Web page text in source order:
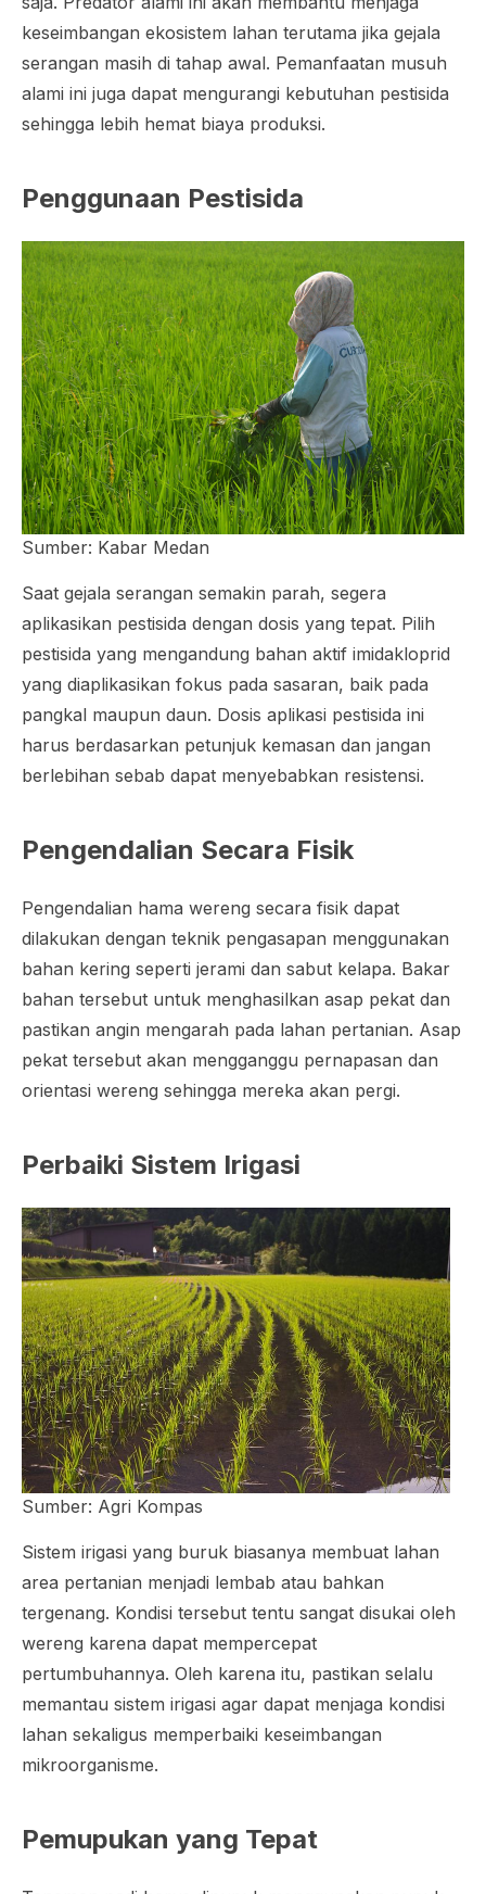
keseimbangan ekosistem lahan terutama jika gejala
serangan masih di tahap awal. Pemanfaatan musuh
alami ini juga dapat mengurangi kebutuhan pestisida
sehingga lebih hemat biaya produksi.
Penggunaan Pestisida
Sumber: Kabar Medan
Saat gejala serangan semakin parah, segera
aplikasikan pestisida dengan dosis yang tepat. Pilih
pestisida yang mengandung bahan aktif imidakloprid
yang diaplikasikan fokus pada sasaran, baik pada
pangkal maupun daun. Dosis aplikasi pestisida ini
harus berdasarkan petunjuk kemasan dan jangan
berlebihan sebab dapat menyebabkan resistensi.
Pengendalian Secara Fisik
Pengendalian hama wereng secara fisik dapat
dilakukan dengan teknik pengasapan menggunakan
bahan kering seperti jerami dan sabut kelapa. Bakar
bahan tersebut untuk menghasilkan asap pekat dan
pastikan angin mengarah pada lahan pertanian. Asap
pekat tersebut akan mengganggu pernapasan dan
orientasi wereng sehingga mereka akan pergi.
Perbaiki Sistem Irigasi
Sumber: Agri Kompas
Sistem irigasi yang buruk biasanya membuat lahan
area pertanian menjadi lembab atau bahkan
tergenang. Kondisi tersebut tentu sangat disukai oleh
wereng karena dapat mempercepat
pertumbuhannya. Oleh karena itu, pastikan selalu
memantau sistem irigasi agar dapat menjaga kondisi
lahan sekaligus memperbaiki keseimbangan
mikroorganisme.
Pemupukan yang Tepat